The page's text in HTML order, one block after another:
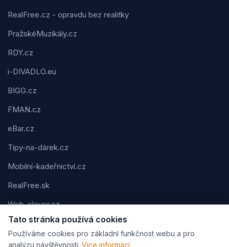
RealFree.cz - opravdu bez realitky
PražskéMuzikály.cz
RDY.cz
i-DIVADLO.eu
BIGG.cz
FMAN.cz
eBar.cz
Tipy-na-dárek.cz
Mobilní-kadeřnictví.cz
RealFree.sk
Web-clever.cz
Kvízov.cz
Karavaning.net
Tato stránka používá cookies
Používáme cookies pro základní funkčnost webu a pro
analýzu návštěvnosti. Více informací